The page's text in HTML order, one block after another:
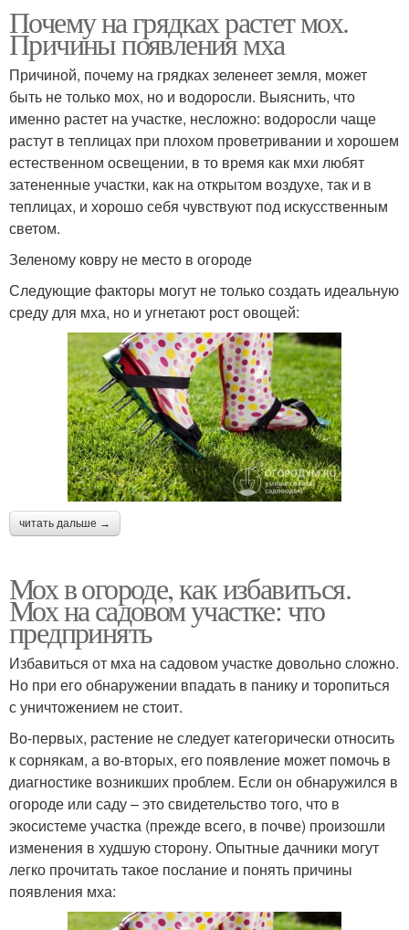
Почему на грядках растет мох.
Причины появления мха
Причиной, почему на грядках зеленеет земля, может
быть не только мох, но и водоросли. Выяснить, что
именно растет на участке, несложно: водоросли чаще
растут в теплицах при плохом проветривании и хорошем
естественном освещении, в то время как мхи любят
затененные участки, как на открытом воздухе, так и в
теплицах, и хорошо себя чувствуют под искусственным
светом.
Зеленому ковру не место в огороде
Следующие факторы могут не только создать идеальную
среду для мха, но и угнетают рост овощей:
читать дальше →
Мох в огороде, как избавиться.
Мох на садовом участке: что
предпринять
Избавиться от мха на садовом участке довольно сложно.
Но при его обнаружении впадать в панику и торопиться
с уничтожением не стоит.
Во-первых, растение не следует категорически относить
к сорнякам, а во-вторых, его появление может помочь в
диагностике возникших проблем. Если он обнаружился в
огороде или саду – это свидетельство того, что в
экосистеме участка (прежде всего, в почве) произошли
изменения в худшую сторону. Опытные дачники могут
легко прочитать такое послание и понять причины
появления мха: